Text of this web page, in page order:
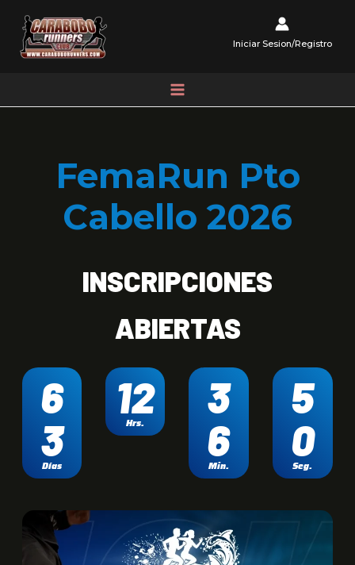
FemaRun Pto
Cabello 2026
INSCRIPCIONES
ABIERTAS
6
3
Días
12
Hrs.
3
6
Min.
5
0
Seg.